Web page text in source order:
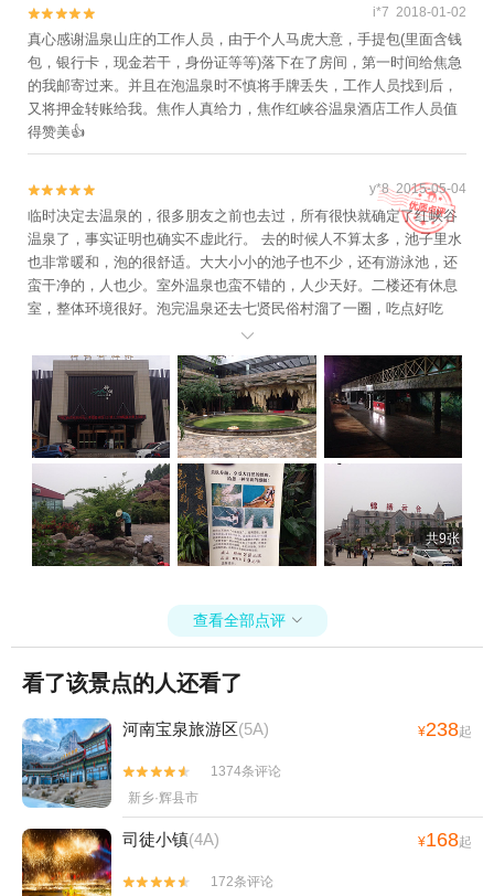

 i*7 2018-01-02
真心感谢温泉山庄的工作人员，由于个人马虎大意，手提包(里面含钱
包，银行卡，现金若干，身份证等等)落下在了房间，第一时间给焦急
的我邮寄过来。并且在泡温泉时不慎将手牌丢失，工作人员找到后，
又将押金转账给我。焦作人真给力，焦作红峡谷温泉酒店工作人员值
得赞美👍

 y*8 2015-05-04
临时决定去温泉的，很多朋友之前也去过，所有很快就确定了红峡谷
温泉了，事实证明也确实不虚此行。 去的时候人不算太多，池子里水
也非常暖和，泡的很舒适。大大小小的池子也不少，还有游泳池，还
蛮干净的，人也少。室外温泉也蛮不错的，人少天好。二楼还有休息
室，整体环境很好。泡完温泉还去七贤民俗村溜了一圈，吃点好吃
的。 团购时发现有很多价位的票价，最后还是选择去哪儿网上购票，
比较靠谱，也比较有保障。这次五一行很满意。

共9张
查看全部点评 
看了该景点的人还看了
河南宝泉旅游区(5A) ¥238起


1374条评论
新乡·辉县市
司徒小镇(4A) ¥168起

 172条评论